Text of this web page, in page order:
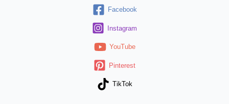
Facebook
Instagram
YouTube
Pinterest
TikTok